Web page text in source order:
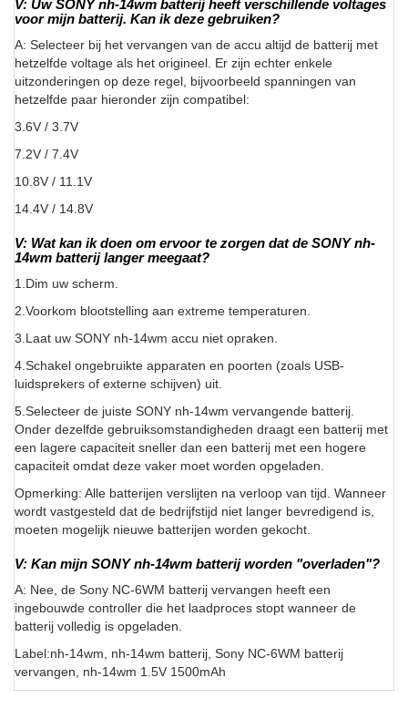
V: Uw SONY nh-14wm batterij heeft verschillende voltages
voor mijn batterij. Kan ik deze gebruiken?
A: Selecteer bij het vervangen van de accu altijd de batterij met
hetzelfde voltage als het origineel. Er zijn echter enkele
uitzonderingen op deze regel, bijvoorbeeld spanningen van
hetzelfde paar hieronder zijn compatibel:
3.6V / 3.7V
7.2V / 7.4V
10.8V / 11.1V
14.4V / 14.8V
V: Wat kan ik doen om ervoor te zorgen dat de SONY nh-
14wm batterij langer meegaat?
1.Dim uw scherm.
2.Voorkom blootstelling aan extreme temperaturen.
3.Laat uw SONY nh-14wm accu niet opraken.
4.Schakel ongebruikte apparaten en poorten (zoals USB-
luidsprekers of externe schijven) uit.
5.Selecteer de juiste SONY nh-14wm vervangende batterij.
Onder dezelfde gebruiksomstandigheden draagt een batterij met
een lagere capaciteit sneller dan een batterij met een hogere
capaciteit omdat deze vaker moet worden opgeladen.
Opmerking: Alle batterijen verslijten na verloop van tijd. Wanneer
wordt vastgesteld dat de bedrijfstijd niet langer bevredigend is,
moeten mogelijk nieuwe batterijen worden gekocht.
V: Kan mijn SONY nh-14wm batterij worden "overladen"?
A: Nee, de Sony NC-6WM batterij vervangen heeft een
ingebouwde controller die het laadproces stopt wanneer de
batterij volledig is opgeladen.
Label:nh-14wm, nh-14wm batterij, Sony NC-6WM batterij
vervangen, nh-14wm 1.5V 1500mAh